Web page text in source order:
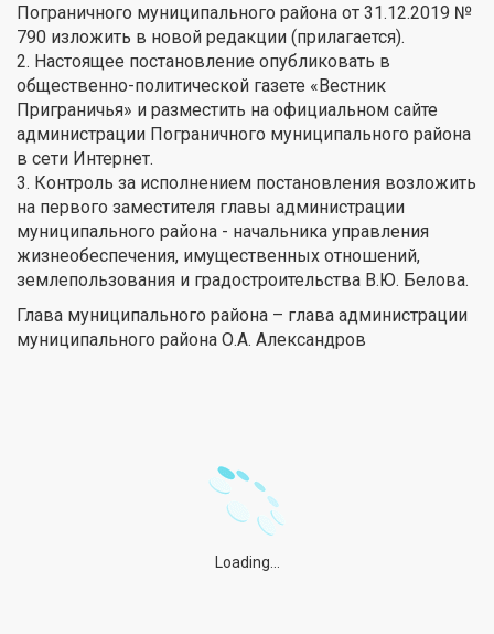
Пограничного муниципального района от 31.12.2019 №
790 изложить в новой редакции (прилагается).
2. Настоящее постановление опубликовать в
общественно-политической газете «Вестник
Приграничья» и разместить на официальном сайте
администрации Пограничного муниципального района
в сети Интернет.
3. Контроль за исполнением постановления возложить
на первого заместителя главы администрации
муниципального района - начальника управления
жизнеобеспечения, имущественных отношений,
землепользования и градостроительства В.Ю. Белова.
Глава муниципального района – глава администрации
муниципального района О.А. Александров
Loading...